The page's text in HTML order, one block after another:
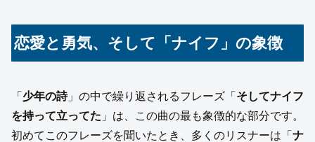
恋愛と勇気、そして「ナイフ」の象徴
「 少年の詩」の中で繰り返されるフレーズ「 そしてナイフ
を持って立ってた 」は、この曲の最も象徴的な部分です。
初めてこのフレーズを聞いたとき、多くのリスナーは「 ナ